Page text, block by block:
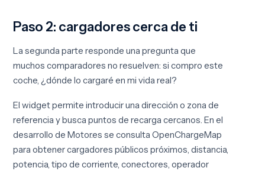
Paso 2: cargadores cerca de ti
La segunda parte responde una pregunta que
muchos comparadores no resuelven: si compro este
coche, ¿dónde lo cargaré en mi vida real?
El widget permite introducir una dirección o zona de
referencia y busca puntos de recarga cercanos. En el
desarrollo de Motor.es se consulta OpenChargeMap
para obtener cargadores públicos próximos, distancia,
potencia, tipo de corriente, conectores, operador